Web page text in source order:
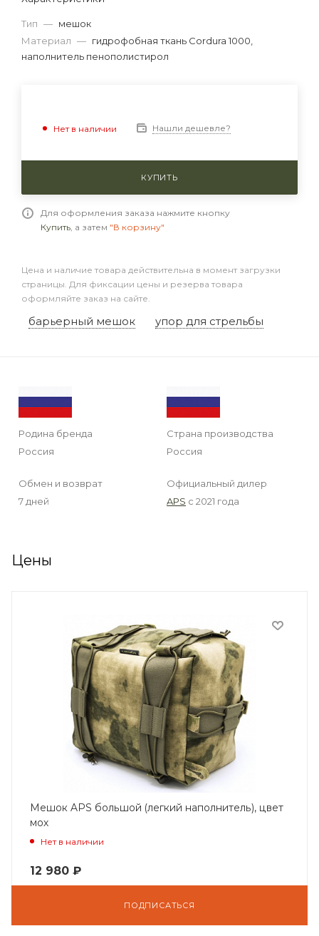
Тип — мешок
Материал — гидрофобная ткань Cordura 1000,
наполнитель пенополистирол
Нет в наличии Нашли дешевле?
КУПИТЬ
Для оформления заказа нажмите кнопку
Купить, а затем "В корзину"
Цена и наличие товара действительна в момент загрузки
страницы. Для фиксации цены и резерва товара
оформляйте заказ на сайте.
барьерный мешок упор для стрельбы
Родина бренда
Россия
Страна производства
Россия
Обмен и возврат
7 дней
Официальный дилер
APS с 2021 года
Цены
Мешок APS большой (легкий наполнитель), цвет
мох
Нет в наличии
12 980 ₽
ПОДПИСАТЬСЯ